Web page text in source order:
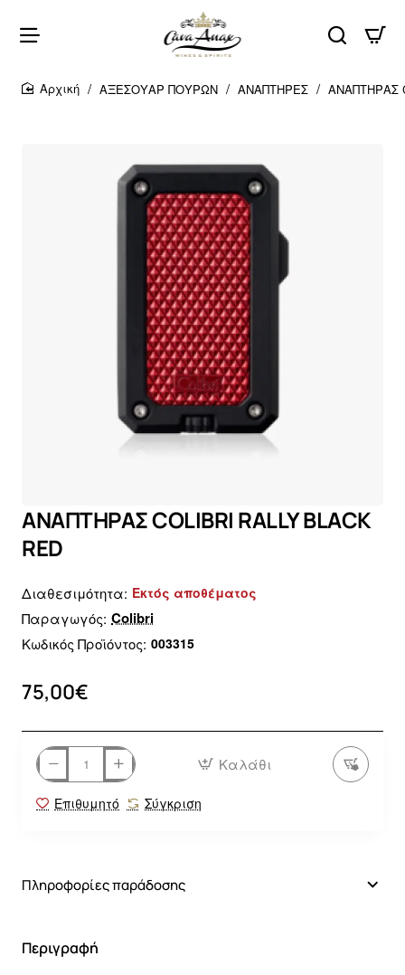
home
ΑΞΕΣΟΥΑΡ ΠΟΥΡΩΝ ΑΝΑΠΤΗΡΕΣ ΑΝΑΠΤΗΡΑΣ
Εκτός αποθέματος
ΑΝΑΠΤΗΡΑΣ COLIBRI RALLY BLACK
RED
Διαθεσιμότητα: Εκτός αποθέματος
Παραγωγός: Colibri
Κωδικός Προϊόντος: 003315
75,00€
Καλάθι
Επιθυμητό Σύγκριση
Πληροφορίες παράδοσης
Περιγραφή